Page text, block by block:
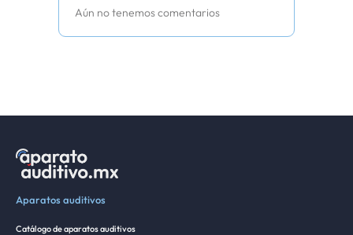
Aún no tenemos comentarios
Aparatos auditivos
Catálogo de aparatos auditivos